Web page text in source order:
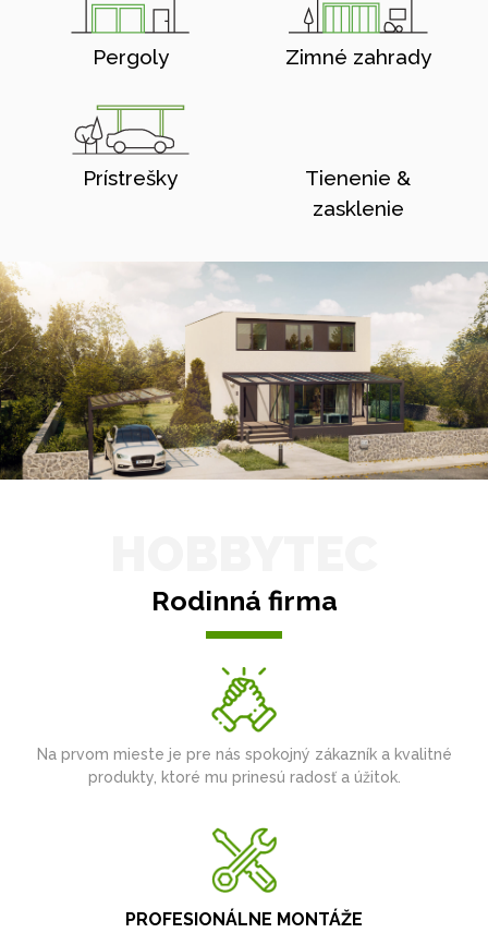
Pergoly Zimné zahrady
Prístrešky
Tienenie &
zasklenie
Rodinná firma
Na prvom mieste je pre nás spokojný zákazník a kvalitné
produkty, ktoré mu prinesú radosť a úžitok.
PROFESIONÁLNE MONTÁŽE